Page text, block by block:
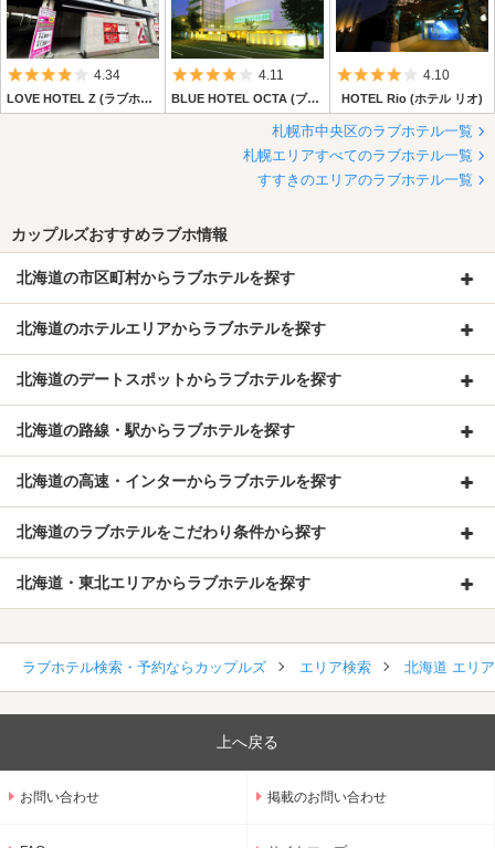
5つ星のうち4
4.34
LOVE HOTEL Z (ラブホテル ゼット)
5つ星のうち4
4.11
BLUE HOTEL OCTA (ブルーホテル オクタ)
5つ星のうち4
4.10
HOTEL Rio (ホテル リオ)
札幌市中央区のラブホテル一覧
札幌エリアすべてのラブホテル一覧
すすきのエリアのラブホテル一覧
カップルズおすすめラブホ情報
北海道の市区町村からラブホテルを探す
北海道のホテルエリアからラブホテルを探す
北海道のデートスポットからラブホテルを探す
北海道の路線・駅からラブホテルを探す
北海道の高速・インターからラブホテルを探す
北海道のラブホテルをこだわり条件から探す
北海道・東北エリアからラブホテルを探す
ラブホテル検索・予約ならカップルズ エリア検索 北海道 エリ
上へ戻る
お問い合わせ 掲載のお問い合わせ